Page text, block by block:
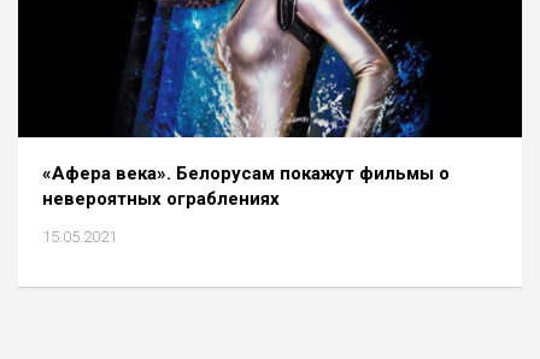
«Афера века». Белорусам покажут фильмы о
невероятных ограблениях
15.05.2021